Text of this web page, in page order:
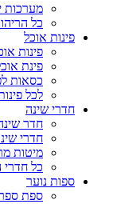
מערכות
כל
פינות אוכל
פינות
פינת
כסאות
לכל
חדרי שינה
חדר
חדרי
מיטות
כל חדרי
ספות נוער
ספת